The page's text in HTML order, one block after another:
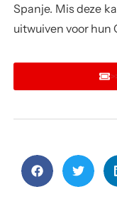
Spanje. Mis deze
uitwuiven voor hun